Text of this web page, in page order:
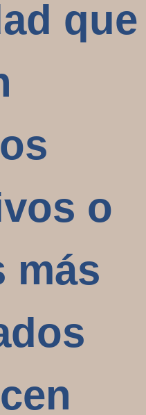
que
o
más